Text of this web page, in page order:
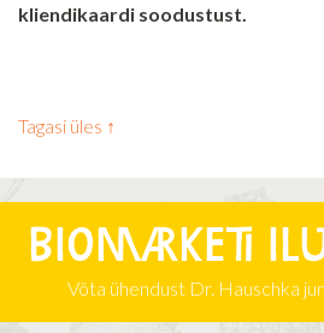
kliendikaardi soodustust.
Tagasi üles ↑
Biomarketi
Võta ühendust Dr. Hauschka